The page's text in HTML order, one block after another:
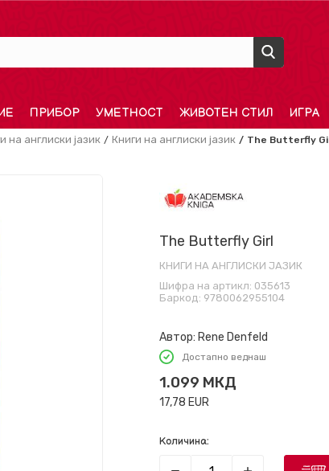
ПРИБОР УМЕТНОСТ ЖИВОТЕН СТИЛ ИГРА
на англиски јазик Книги на англиски јазик The Butterfly
The Butterfly Girl
КНИГИ НА АНГЛИСКИ ЈАЗИК
Шифра на артикл: 035613
Баркод: 9780062955104
Автор: Rene Denfeld
Достапно веднаш
1.099 МКД
17,78 EUR
Количина: